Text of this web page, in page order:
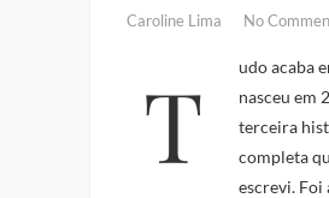
Caroline Lima No
Tudo acaba em pizza
nasceu em
terceira
completa
escrevi.